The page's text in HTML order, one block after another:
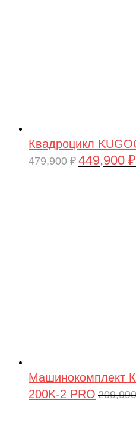
Квадроцикл
479,900₽ 449,900 ₽
Машинокомплект
200K-2 PRO